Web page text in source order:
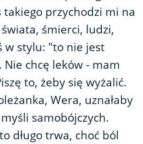
przychodzi mi na
śmierci, ludzi,
w stylu: "to nie jest
chcę leków - mam
to, żeby się wyżalić.
Wera, uznałaby
samobójczych.
długo trwa, choć ból